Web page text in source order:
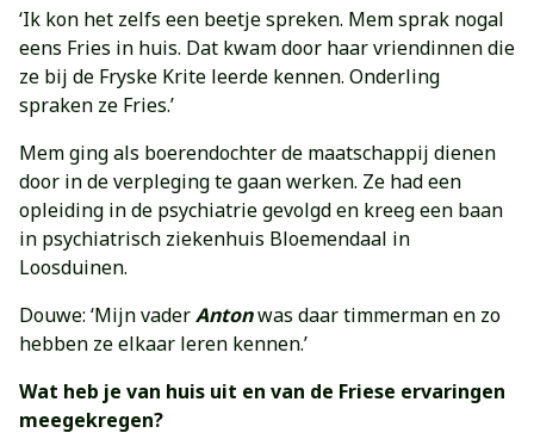
‘Ik kon het zelfs een beetje spreken. Mem sprak nogal
eens Fries in huis. Dat kwam door haar vriendinnen die
ze bij de Fryske Krite leerde kennen. Onderling
spraken ze Fries.’
Mem ging als boerendochter de maatschappij dienen
door in de verpleging te gaan werken. Ze had een
opleiding in de psychiatrie gevolgd en kreeg een baan
in psychiatrisch ziekenhuis Bloemendaal in
Loosduinen.
Douwe: ‘Mijn vaderAntonwas daar timmerman en zo
hebben ze elkaar leren kennen.’
Wat heb je van huis uit en van de Friese ervaringen
meegekregen?